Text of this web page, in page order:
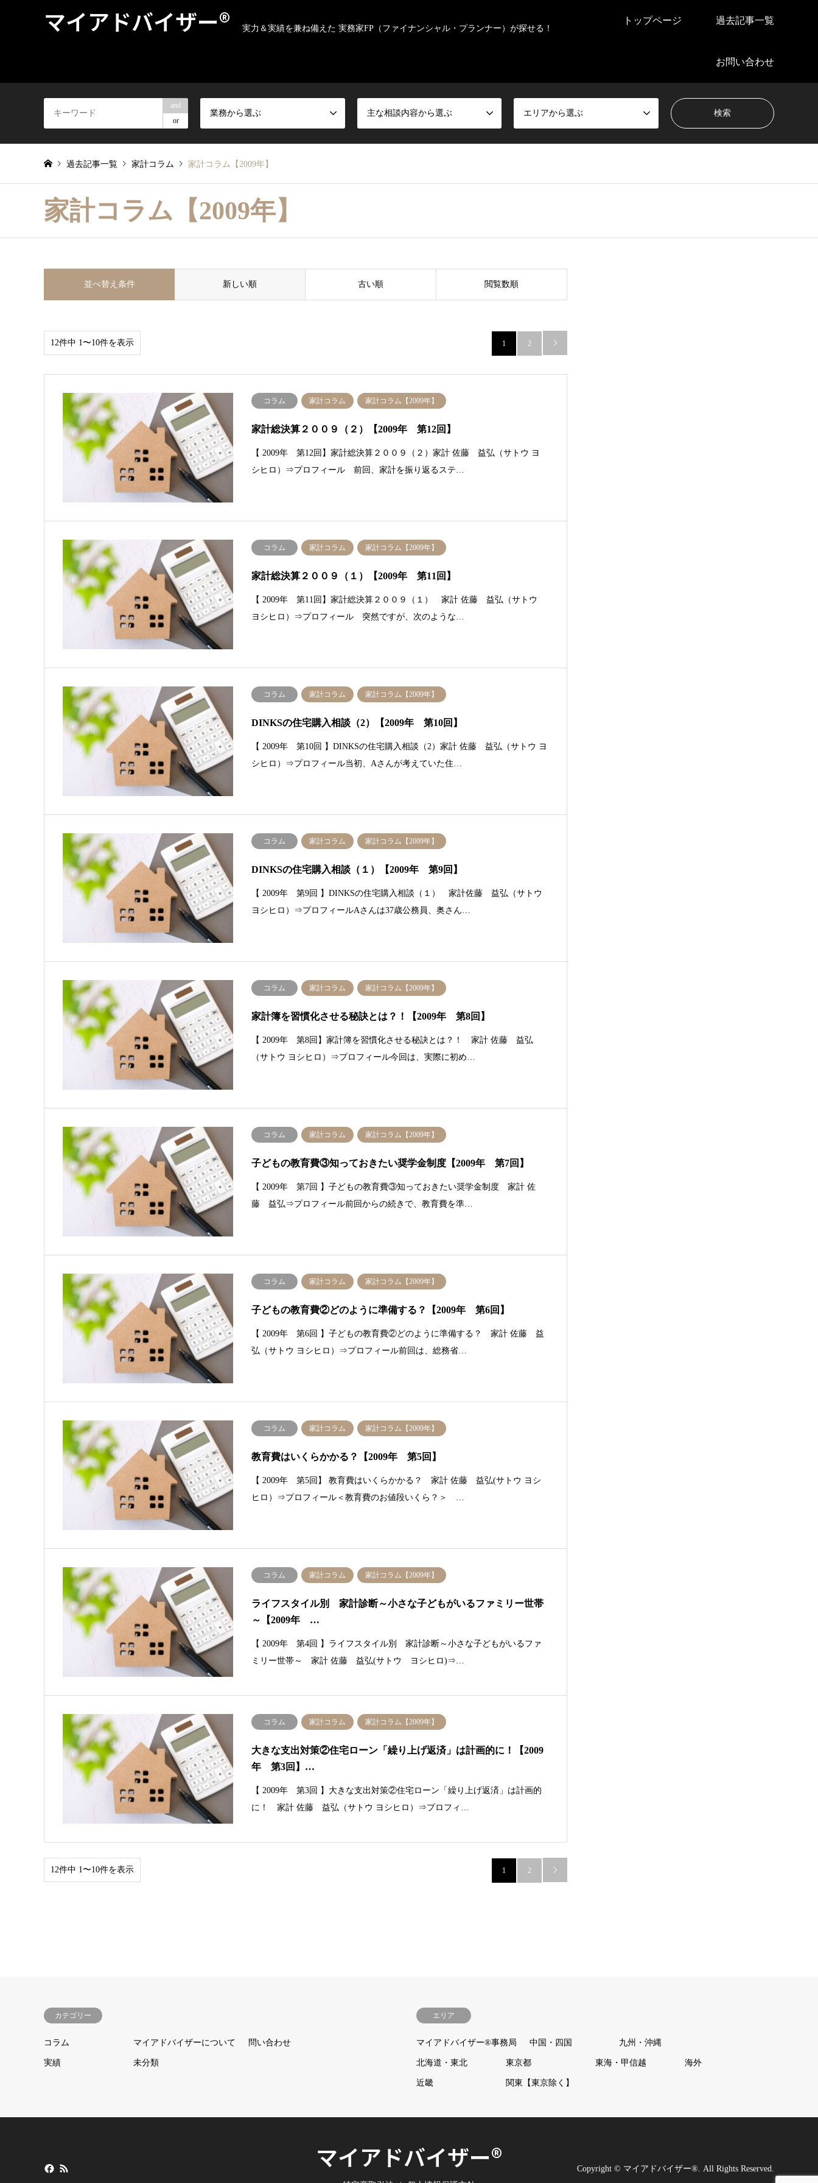
マイアドバイザー® 実力＆実績を兼ね備えた 実務家FP（ファイナンシャル・プランナー）が探せる！
トップページ 過去記事一覧
お問い合わせ
and
or
業務から選ぶ 主な相談内容から選ぶ エリアから選ぶ
過去記事一覧 家計コラム 家計コラム【2009年】
家計コラム【2009年】
並べ替え条件 新しい順 古い順 閲覧数順
12件中 1〜10件を表示 1 2 
コラム 家計コラム 家計コラム【2009年】
家計総決算２００９（２）【2009年 第12回】
【 2009年 第12回】家計総決算２００９（２）家計 佐藤 益弘（サトウ ヨ
シヒロ）⇒プロフィール 前回、家計を振り返るステ…
コラム 家計コラム 家計コラム【2009年】
家計総決算２００９（１）【2009年 第11回】
【 2009年 第11回】家計総決算２００９（１） 家計 佐藤 益弘（サトウ
ヨシヒロ）⇒プロフィール 突然ですが、次のような…
コラム 家計コラム 家計コラム【2009年】
DINKSの住宅購入相談（2）【2009年 第10回】
【 2009年 第10回 】DINKSの住宅購入相談（2）家計 佐藤 益弘（サトウ ヨ
シヒロ）⇒プロフィール当初、Aさんが考えていた住…
コラム 家計コラム 家計コラム【2009年】
DINKSの住宅購入相談（１）【2009年 第9回】
【 2009年 第9回 】DINKSの住宅購入相談（１） 家計佐藤 益弘（サトウ
ヨシヒロ）⇒プロフィールAさんは37歳公務員、奥さん…
コラム 家計コラム 家計コラム【2009年】
家計簿を習慣化させる秘訣とは？！【2009年 第8回】
【 2009年 第8回】家計簿を習慣化させる秘訣とは？！ 家計 佐藤 益弘
（サトウ ヨシヒロ）⇒プロフィール今回は、実際に初め…
コラム 家計コラム 家計コラム【2009年】
子どもの教育費③知っておきたい奨学金制度【2009年 第7回】
【 2009年 第7回 】子どもの教育費③知っておきたい奨学金制度 家計 佐
藤 益弘⇒プロフィール前回からの続きで、教育費を準…
コラム 家計コラム 家計コラム【2009年】
子どもの教育費②どのように準備する？【2009年 第6回】
【 2009年 第6回 】子どもの教育費②どのように準備する？ 家計 佐藤 益
弘（サトウ ヨシヒロ）⇒プロフィール前回は、総務省…
コラム 家計コラム 家計コラム【2009年】
教育費はいくらかかる？【2009年 第5回】
【 2009年 第5回】 教育費はいくらかかる？ 家計 佐藤 益弘(サトウ ヨシ
ヒロ）⇒プロフィール＜教育費のお値段いくら？＞ …
コラム 家計コラム 家計コラム【2009年】
ライフスタイル別 家計診断～小さな子どもがいるファミリー世帯
～【2009年 …
【 2009年 第4回 】ライフスタイル別 家計診断～小さな子どもがいるファ
ミリー世帯～ 家計 佐藤 益弘(サトウ ヨシヒロ)⇒…
コラム 家計コラム 家計コラム【2009年】
大きな支出対策②住宅ローン「繰り上げ返済」は計画的に！【2009
年 第3回】…
【 2009年 第3回 】大きな支出対策②住宅ローン「繰り上げ返済」は計画的
に！ 家計 佐藤 益弘（サトウ ヨシヒロ）⇒プロフィ…
12件中 1〜10件を表示 1 2 
カテゴリー
コラム マイアドバイザーについて 問い合わせ
実績 未分類
エリア
マイアドバイザー®事務局 中国・四国 九州・沖縄
北海道・東北 東京都 東海・甲信越 海外
近畿 関東【東京除く】
マイアドバイザー® Copyright © マイアドバイザー® . All Rights Reserved.